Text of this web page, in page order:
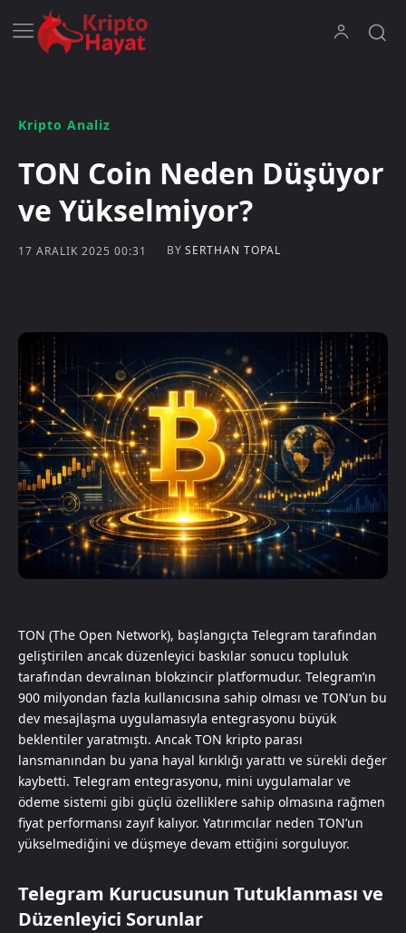
Kripto Analiz
TON Coin Neden Düşüyor
ve Yükselmiyor?
17 ARALIK 2025 00:31 BY SERTHAN TOPAL
TON (The Open Network), başlangıçta Telegram tarafından
geliştirilen ancak düzenleyici baskılar sonucu topluluk
tarafından devralınan blokzincir platformudur. Telegram’ın
900 milyondan fazla kullanıcısına sahip olması ve TON’un bu
dev mesajlaşma uygulamasıyla entegrasyonu büyük
beklentiler yaratmıştı. Ancak TON kripto parası
lansmanından bu yana hayal kırıklığı yarattı ve sürekli değer
kaybetti. Telegram entegrasyonu, mini uygulamalar ve
ödeme sistemi gibi güçlü özelliklere sahip olmasına rağmen
fiyat performansı zayıf kalıyor. Yatırımcılar neden TON’un
yükselmediğini ve düşmeye devam ettiğini sorguluyor.
Telegram Kurucusunun Tutuklanması ve
Düzenleyici Sorunlar